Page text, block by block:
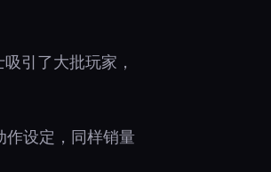
引了大批玩家，
作设定，同样销量